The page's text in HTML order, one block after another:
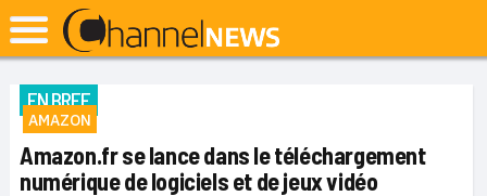
EN BREF
AMAZON
Amazon.fr se lance dans le téléchargement
numérique de logiciels et de jeux vidéo